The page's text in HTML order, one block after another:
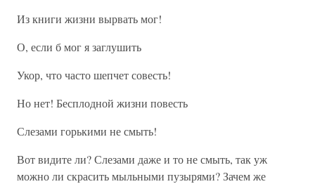
Из книги жизни вырвать мог!
О, если б мог я заглушить
Укор, что часто шепчет совесть!
Но нет! Бесплодной жизни повесть
Слезами горькими не смыть!
Вот видите ли? Слезами даже и то не смыть, так уж
можно ли скрасить мыльными пузырями? Зачем же